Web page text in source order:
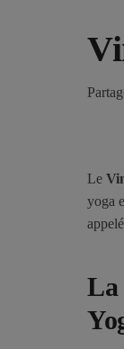
Le
yoga
La